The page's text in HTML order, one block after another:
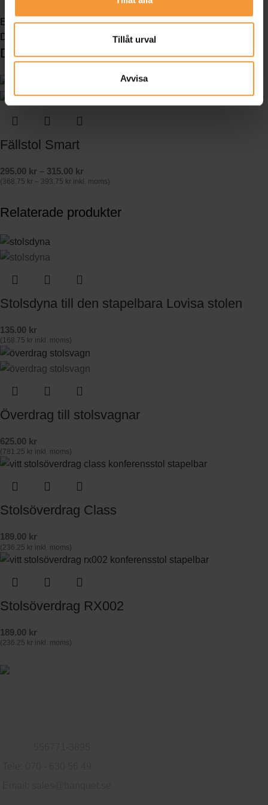
Tillåt urval
Avvisa
EXW-ExWorks Ifrån vårt lager övergår ansvaret för godset till
Dig som kund enligt Incoterms® 2010.
Du kanske också gillar …
Fällstol Smart
295.00 kr – 315.00 kr
(368.75 kr – 393.75 kr inkl. moms)
Relaterade produkter
Stolsdyna till den stapelbara Lovisa stolen
135.00 kr
( 168.75 kr inkl. moms)
Överdrag till stolsvagnar
625.00 kr
(781.25 kr inkl. moms)
Stolsöverdrag Class
189.00 kr
(236.25 kr inkl. moms)
Stolsöverdrag RX002
189.00 kr
(236.25 kr inkl. moms)